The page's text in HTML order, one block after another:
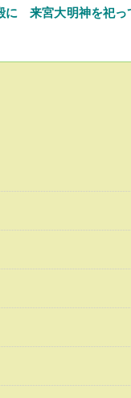
に来宮大明神を祀っ